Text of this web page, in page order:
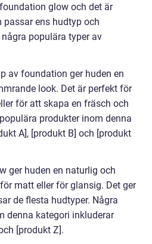
glow och det är
ens hudtyp och
populära typer av
av foundation ger huden en
look. Det är perfekt för
för att skapa en fräsch och
produkter inom denna
A], [produkt B] och [produkt
ger huden en naturlig och
matt eller för glansig. Det ger
de flesta hudtyper. Några
denna kategori inkluderar
[produkt Z].